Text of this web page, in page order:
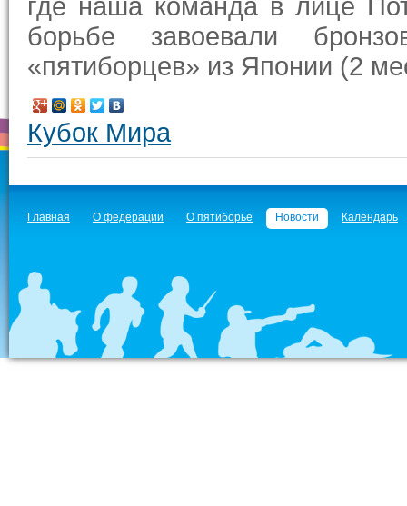
где наша команда в лице
борьбе завоевали
«пятиборцев» из Японии (2
Кубок Мира
Главная О федерации О пятиборье Новости Календарь